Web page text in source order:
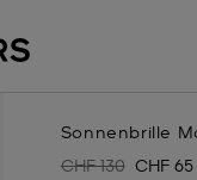
Sonnenbrille
Zuvor
CHF 130 Jetzt
CHF 65